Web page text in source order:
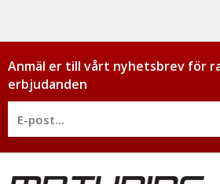
Anmäl er till vårt nyhetsbrev för
erbjudanden